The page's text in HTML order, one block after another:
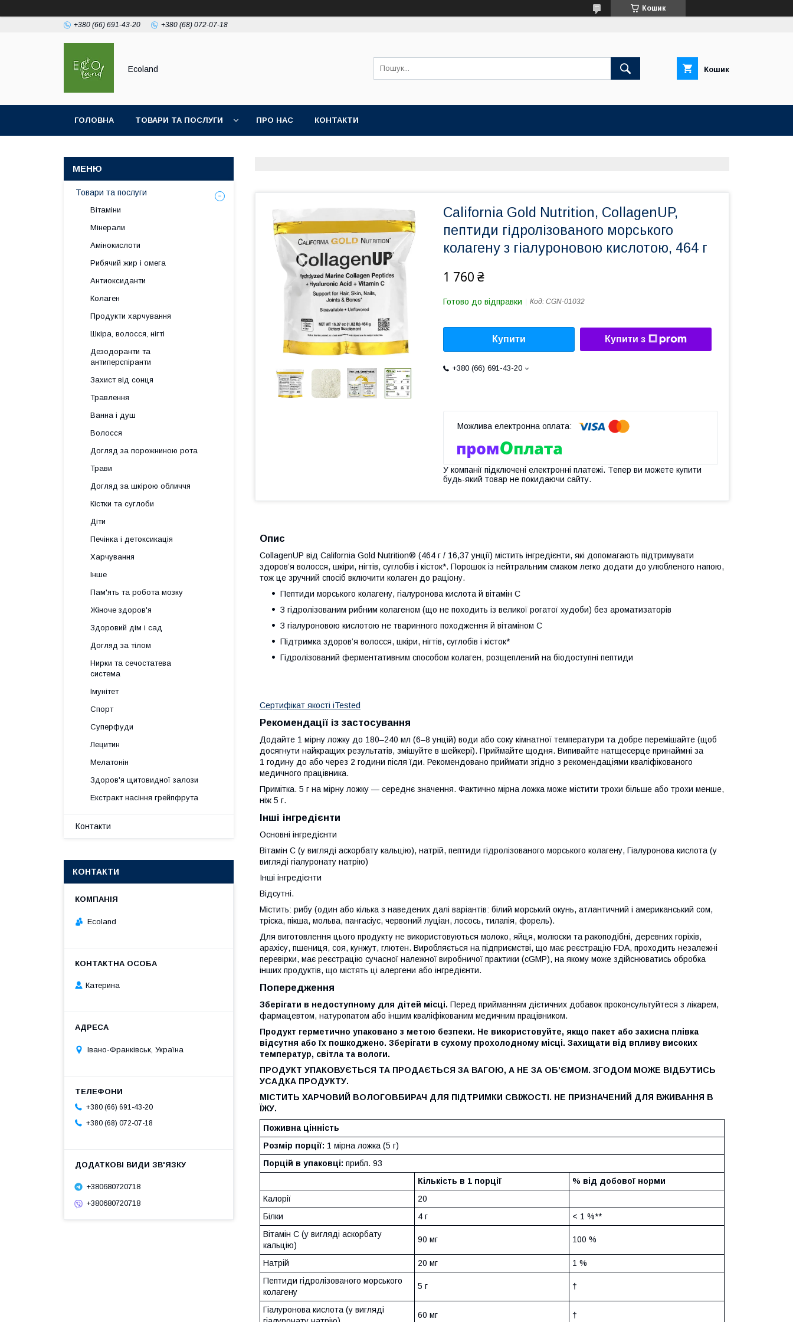
Кошик
+380 (66) 691-43-20 +380 (68) 072-07-18
Ecoland Кошик
ГОЛОВНА ТОВАРИ ТА ПОСЛУГИ ПРО НАС КОНТАКТИ
California Gold Nutrition, CollagenUP,
пептиди гідролізованого морського
колагену з гіалуроновою кислотою, 464 г
1 760 ₴
Готово до відправки Код: CGN-01032
Купити Купити з
+380 (66) 691-43-20
У компанії підключені електронні платежі. Тепер ви можете купити
будь-який товар не покидаючи сайту.
Опис
CollagenUP від California Gold Nutrition® (464 г / 16,37 унції) містить інгредієнти, які допомагають підтримувати
здоров’я волосся, шкіри, нігтів, суглобів і кісток*. Порошок із нейтральним смаком легко додати до улюбленого напою,
тож це зручний спосіб включити колаген до раціону.
Пептиди морського колагену, гіалуронова кислота й вітамін C
З гідролізованим рибним колагеном (що не походить із великої рогатої худоби) без ароматизаторів
З гіалуроновою кислотою не тваринного походження й вітаміном C
Підтримка здоров’я волосся, шкіри, нігтів, суглобів і кісток*
Гідролізований ферментативним способом колаген, розщеплений на біодоступні пептиди
Сертифікат якості iTested
Рекомендації із застосування
Додайте 1 мірну ложку до 180–240 мл (6–8 унцій) води або соку кімнатної температури та добре перемішайте (щоб
досягнути найкращих результатів, змішуйте в шейкері). Приймайте щодня. Випивайте натщесерце принаймні за
1 годину до або через 2 години після їди. Рекомендовано приймати згідно з рекомендаціями кваліфікованого
медичного працівника.
Примітка. 5 г на мірну ложку — середнє значення. Фактично мірна ложка може містити трохи більше або трохи менше,
ніж 5 г.
Інші інгредієнти
Основні інгредієнти
Вітамін C (у вигляді аскорбату кальцію), натрій, пептиди гідролізованого морського колагену, Гіалуронова кислота (у
вигляді гіалуронату натрію)
Інші інгредієнти
Відсутні.
Містить: рибу (один або кілька з наведених далі варіантів: білий морський окунь, атлантичний і американський сом,
тріска, пікша, мольва, пангасіус, червоний луціан, лосось, тилапія, форель).
Для виготовлення цього продукту не використовуються молоко, яйця, молюски та ракоподібні, деревних горіхів,
арахісу, пшениця, соя, кунжут, глютен. Виробляється на підприємстві, що має реєстрацію FDA, проходить незалежні
перевірки, має реєстрацію сучасної належної виробничої практики (cGMP), на якому може здійснюватись обробка
інших продуктів, що містять ці алергени або інгредієнти.
Попередження
Зберігати в недоступному для дітей місці. Перед прийманням дієтичних добавок проконсультуйтеся з лікарем,
фармацевтом, натуропатом або іншим кваліфікованим медичним працівником.
Продукт герметично упаковано з метою безпеки. Не використовуйте, якщо пакет або захисна плівка
відсутня або їх пошкоджено. Зберігати в сухому прохолодному місці. Захищати від впливу високих
температур, світла та вологи.
ПРОДУКТ УПАКОВУЄТЬСЯ ТА ПРОДАЄТЬСЯ ЗА ВАГОЮ, А НЕ ЗА ОБ’ЄМОМ. ЗГОДОМ МОЖЕ ВІДБУТИСЬ
УСАДКА ПРОДУКТУ.
МІСТИТЬ ХАРЧОВИЙ ВОЛОГОВБИРАЧ ДЛЯ ПІДТРИМКИ СВІЖОСТІ. НЕ ПРИЗНАЧЕНИЙ ДЛЯ ВЖИВАННЯ В
ЇЖУ.
Поживна цінність
Розмір порції: 1 мірна ложка (5 г)
Порцій в упаковці: прибл. 93
Кількість в 1 порції
% від добової норми
Калорії
20
Білки
4 г
< 1 %**
Вітамін C (у вигляді аскорбату
кальцію)
90 мг 100 %
Натрій 20 мг
1 %
Пептиди гідролізованого морського
колагену
5 г †
Гіалуронова кислота (у вигляді
60 мг †
Товари та послуги
Вітаміни
Мінерали
Амінокислоти
Рибячий жир і омега
Антиоксиданти
Колаген
Продукти харчування
Шкіра, волосся, нігті
Дезодоранти та
антиперспіранти
Захист від сонця
Травлення
Ванна і душ
Волосся
Догляд за порожниною рота
Трави
Догляд за шкірою обличчя
Кістки та суглоби
Діти
Печінка і детоксикація
Харчування
Інше
Пам'ять та робота мозку
Жіноче здоров'я
Здоровий дім і сад
Догляд за тілом
Нирки та сечостатева
система
Імунітет
Спорт
Суперфуди
Лецитин
Мелатонін
Здоров'я щитовидної залози
Екстракт насіння грейпфрута
Контакти
КОНТАКТИ
Ecoland
Катерина
Івано-Франківськ, Україна
+380 (66) 691-43-20
+380 (68) 072-07-18
+380680720718
+380680720718